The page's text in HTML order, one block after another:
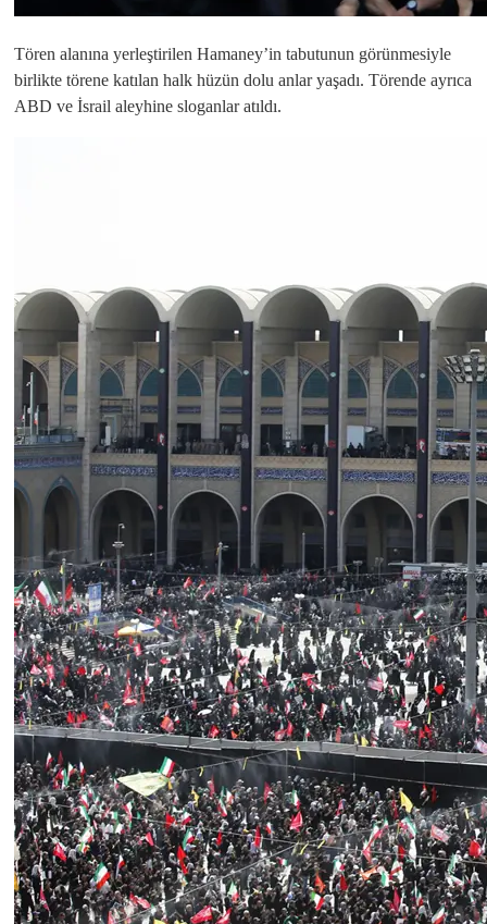
Tören alanına yerleştirilen Hamaney’in tabutunun görünmesiyle
birlikte törene katılan halk hüzün dolu anlar yaşadı. Törende ayrıca
ABD ve İsrail aleyhine sloganlar atıldı.